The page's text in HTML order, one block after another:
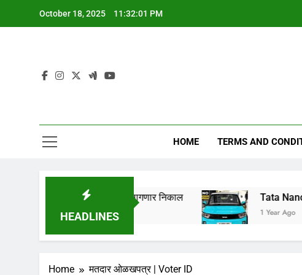
October 18, 2025 11:32:02 PM
HOME TERMS AND
HEADLINES
पहा कधी लागणार निकाल Tata Nano EV
1 Year Ago
Home मतदार ओळखपत्र | Voter ID